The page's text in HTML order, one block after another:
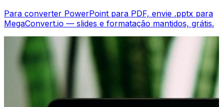
Para converter PowerPoint para PDF, envie .pptx para
MegaConvert.io — slides e formatação mantidos, grátis.